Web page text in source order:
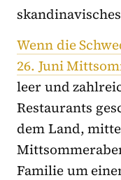
Wenn die
26. Juni
leer und
Restaurants
dem Land,
Familie um